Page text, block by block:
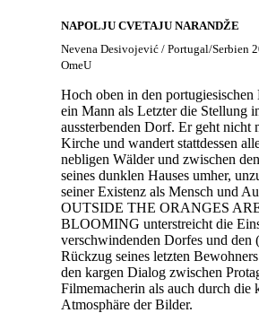
NAPOLJU CVETAJU NARANDŽE
Nevena Desivojević / Portugal/Serbien
OmeU
Hoch oben in den portugiesischen
ein Mann als Letzter die Stellung
aussterbenden Dorf. Er geht nicht
Kirche und wandert stattdessen
nebligen Wälder und zwischen
seines dunklen Hauses umher,
seiner Existenz als Mensch und
OUTSIDE THE ORANGES
BLOOMING unterstreicht die
verschwindenden Dorfes und den
Rückzug seines letzten
den kargen Dialog zwischen
Filmemacherin als auch durch die
Atmosphäre der Bilder.